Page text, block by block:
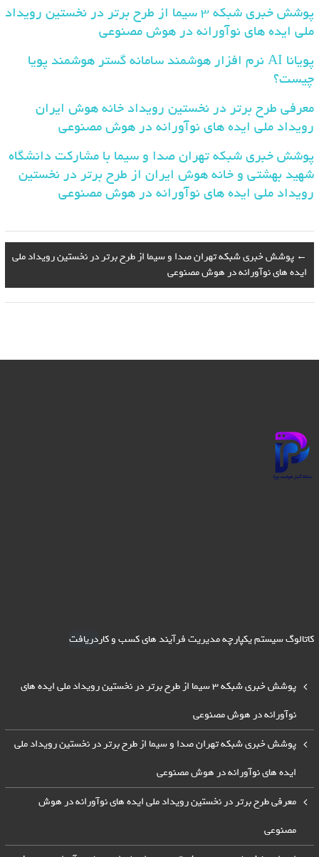
پوشش خبری شبکه 3 سیما از طرح برتر در نخستین رویداد
ملی ایده های نوآورانه در هوش مصنوعی
پویانا AI نرم افزار هوشمند سامانه گستر هوشمند پویا
چیست؟
معرفی طرح برتر در نخستین رویداد خانه هوش ایران
رویداد ملی ایده های نوآورانه در هوش مصنوعی
پوشش خبری شبکه تهران صدا و سیما با مشارکت دانشگاه
شهید بهشتی و خانه هوش ایران از طرح برتر در نخستین
رویداد ملی ایده های نوآورانه در هوش مصنوعی
← پوشش خبری شبکه تهران صدا و سیما از طرح برتر در نخستین رویداد ملی
ایده های نوآورانه در هوش مصنوعی
کاتالوگ سیستم یکپارچه مدیریت فرآیند های کسب و کاردریافت
پوشش خبری شبکه 3 سیما از طرح برتر در نخستین رویداد ملی ایده های
نوآورانه در هوش مصنوعی
پوشش خبری شبکه تهران صدا و سیما از طرح برتر در نخستین رویداد ملی
ایده های نوآورانه در هوش مصنوعی
معرفی طرح برتر در نخستین رویداد ملی ایده های نوآورانه در هوش
مصنوعی